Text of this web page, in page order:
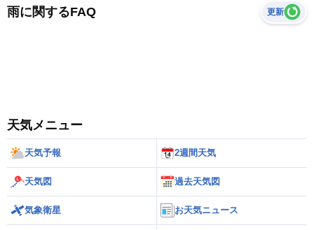
雨に関するFAQ
更新
天気メニュー
天気予報 2週間天気
天気図 過去天気図
気象衛星 お天気ニュース